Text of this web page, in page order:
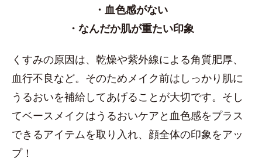
・血色感がない
・なんだか肌が重たい印象
くすみの原因は、乾燥や紫外線による角質肥厚、
血行不良など。そのためメイク前はしっかり肌に
うるおいを補給してあげることが大切です。そし
てベースメイクはうるおいケアと血色感をプラス
できるアイテムを取り入れ、顔全体の印象をアッ
プ！